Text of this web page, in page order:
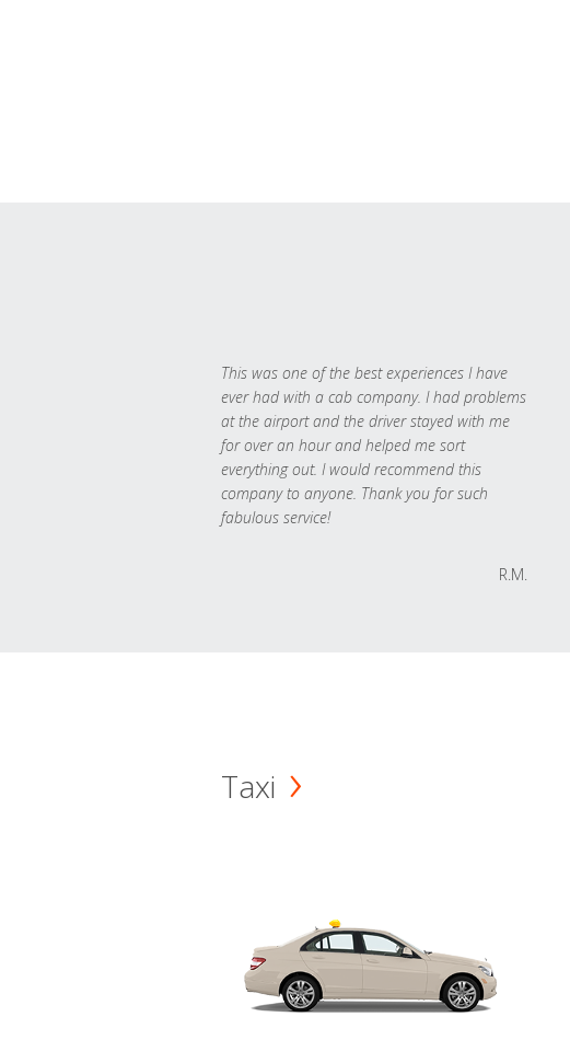
This was one of the best experiences I have
ever had with a cab company. I had problems
at the airport and the driver stayed with me
for over an hour and helped me sort
everything out. I would recommend this
company to anyone. Thank you for such
fabulous service!
R.M.
Taxi